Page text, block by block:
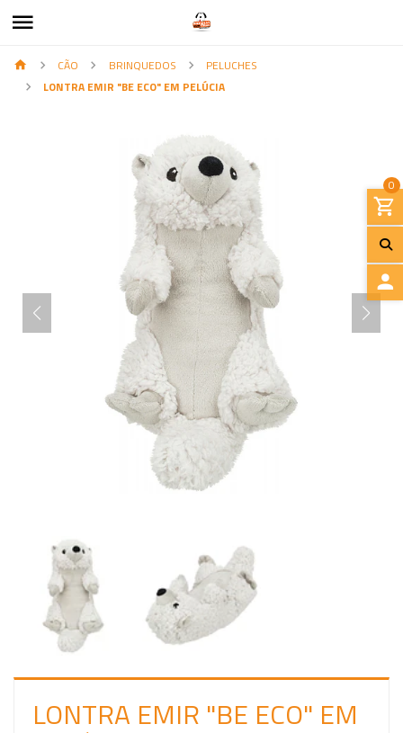
0
I
O
CÃO BRINQUEDOS
PELUCHES
LONTRA EMIR "BE ECO" EM PELÚCIA
LONTRA EMIR "BE ECO" EM